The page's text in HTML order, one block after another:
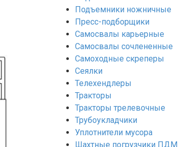
Подъемники ножничные
Пресс-подборщики
Самосвалы карьерные
Самосвалы сочлененные
Самоходные скреперы
Сеялки
Телехендлеры
Тракторы
Тракторы трелевочные
Трубоукладчики
Уплотнители мусора
Шахтные погрузчики ПДМ